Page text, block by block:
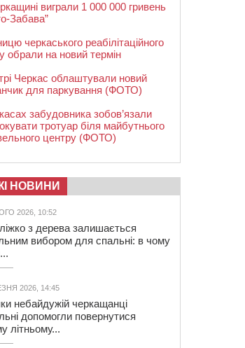
виграли 1 000 000 гривень
Забава”
черкаського реабілітаційного
обрали на новий термін
Черкас облаштували новий
для паркування (ФОТО)
забудовника зобов’язали
тротуар біля майбутнього
центру (ФОТО)
НОВИНИ
2026, 10:52
з дерева залишається
вибором для спальні: в чому
2026, 14:45
небайдужій черкащанці
допомогли повернутися
літньому...